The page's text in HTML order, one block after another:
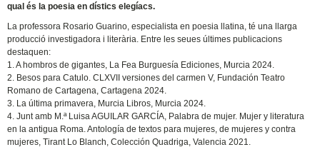
qual és la poesia en dístics elegíacs.
La professora Rosario Guarino, especialista en poesia llatina, té una llarga
producció investigadora i literària. Entre les seues últimes publicacions
destaquen:
1. A hombros de gigantes, La Fea Burguesía Ediciones, Murcia 2024.
2. Besos para Catulo. CLXVII versiones del carmen V, Fundación Teatro
Romano de Cartagena, Cartagena 2024.
3. La última primavera, Murcia Libros, Murcia 2024.
4. Junt amb M.ª Luisa AGUILAR GARCÍA, Palabra de mujer. Mujer y literatura
en la antigua Roma. Antología de textos para mujeres, de mujeres y contra
mujeres, Tirant Lo Blanch, Colección Quadriga, Valencia 2021.